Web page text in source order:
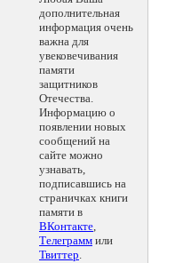
дополнительная
информация очень
важна для
увековечивания
памяти
защитников
Отечества.
Информацию о
появлении новых
сообщений на
сайте можно
узнавать,
подписавшись на
страничках книги
памяти в
ВКонтакте,
Телеграмм или
Твиттер.